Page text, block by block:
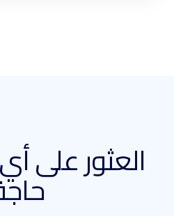
العثور على